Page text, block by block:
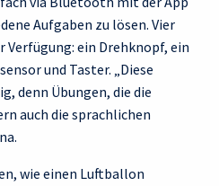
Aufgaben zu lösen. Vier
Verfügung: ein Drehknopf, ein
und Taster. „Diese
denn Übungen, die die
auch die sprachlichen
wie einen Luftballon